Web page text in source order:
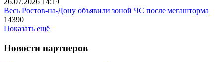
26.07.2026 14:19
Весь Ростов-на-Дону объявили зоной ЧС после мегашторма
14390
Показать ещё
Новости партнеров